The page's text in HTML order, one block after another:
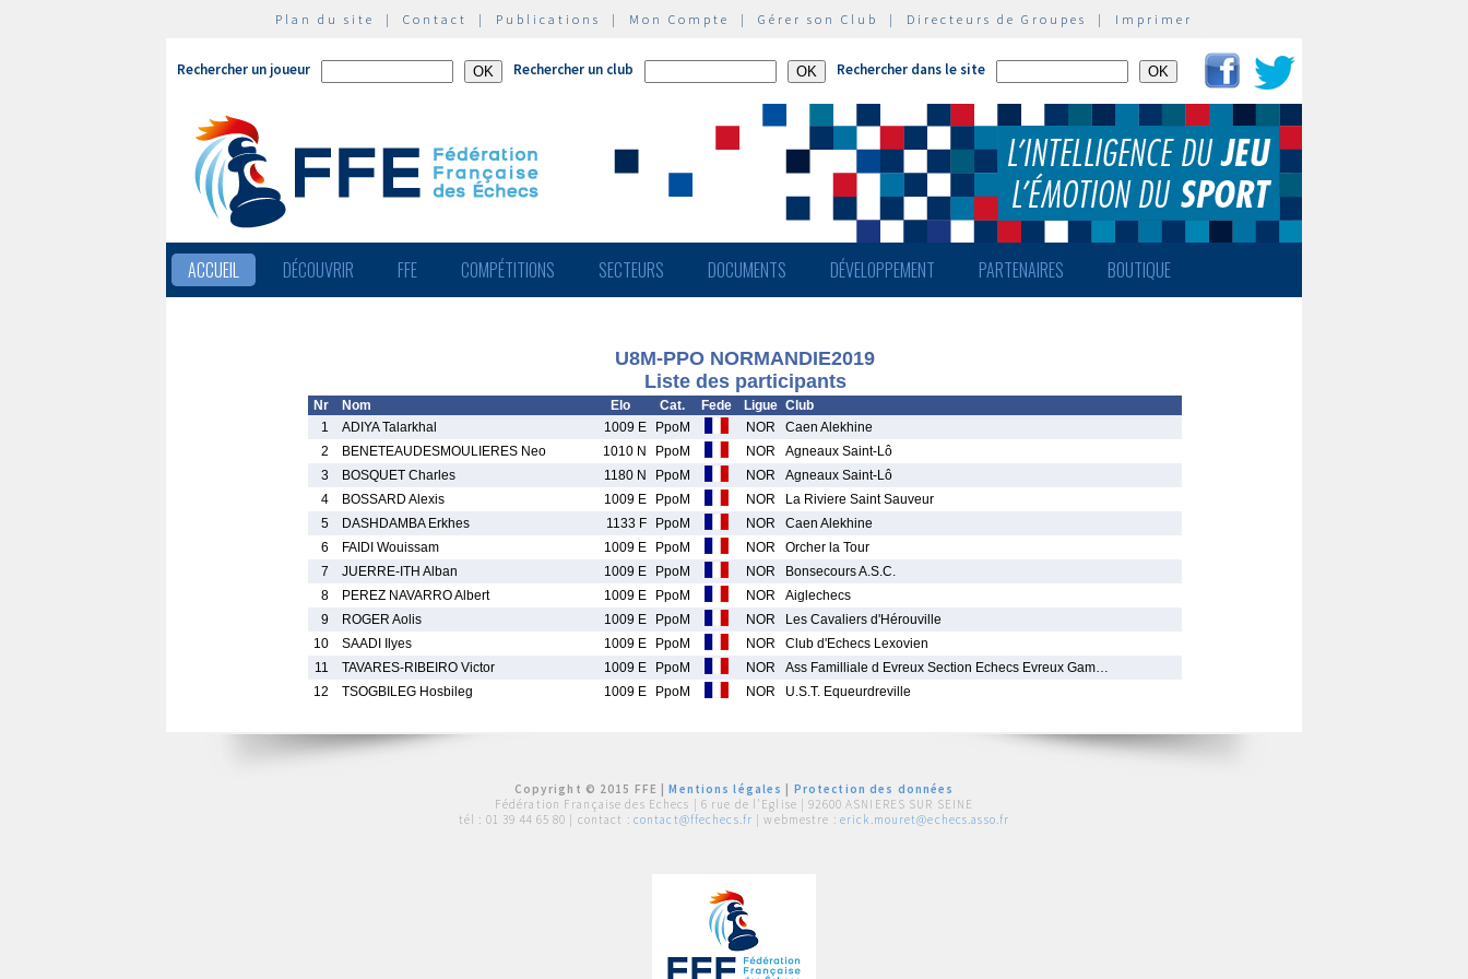
Plan du site | Contact | Publications | Mon Compte | Gérer son Club | Directeurs de Groupes | Imprimer
Rechercher un joueur Rechercher un club Rechercher dans le site
ACCUEIL DÉCOUVRIR FFE COMPÉTITIONS SECTEURS DOCUMENTS DÉVELOPPEMENT PARTENAIRES BOUTIQUE
U8M-PPO NORMANDIE2019
Liste des participants
Nr Nom Elo Cat. Fede Ligue Club
1
ADIYA Talarkhal 1009 E PpoM NOR
Caen Alekhine
2
BENETEAUDESMOULIERES Neo 1010 N PpoM NOR
Agneaux Saint-Lô
3
BOSQUET Charles 1180 N PpoM NOR
Agneaux Saint-Lô
4
BOSSARD Alexis 1009 E PpoM NOR
La Riviere Saint Sauveur
5
DASHDAMBA Erkhes 1133 F PpoM NOR
Caen Alekhine
6
FAIDI Wouissam 1009 E PpoM NOR
Orcher la Tour
7
JUERRE-ITH Alban 1009 E PpoM NOR
Bonsecours A.S.C.
8
PEREZ NAVARRO Albert 1009 E PpoM NOR
Aiglechecs
9
ROGER Aolis 1009 E PpoM NOR
Les Cavaliers d'Hérouville
10
SAADI Ilyes 1009 E PpoM NOR
Club d'Echecs Lexovien
11
TAVARES-RIBEIRO Victor 1009 E PpoM NOR
Ass Familliale d Evreux Section Echecs Evreux Gam…
12
TSOGBILEG Hosbileg 1009 E PpoM NOR U.S.T. Equeurdreville
Copyright © 2015 FFE |Mentions légales
Protection des données
Fédération Française des Echecs | 6 rue de l'Eglise | 92600 ASNIERES SUR SEINE
tél : 01 39 44 65 80 | contact : contact@ffechecs.fr | webmestre : erick.mouret@echecs.asso.fr